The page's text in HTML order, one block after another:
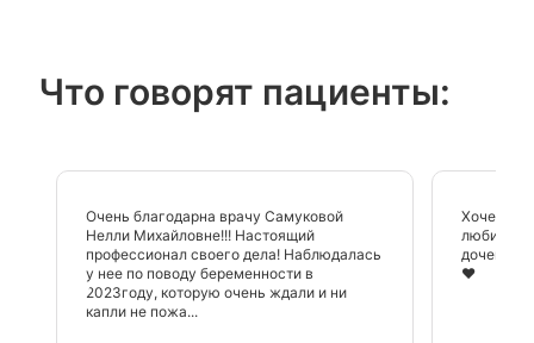
Что говорят пациенты:
Очень благодарна врачу Самуковой
Нелли Михайловне!!! Настоящий
профессионал своего дела! Наблюдалась
у нее по поводу беременности в
2023году, которую очень ждали и ни
капли не пожа...
Хочется
любимым
доченьку
❤️